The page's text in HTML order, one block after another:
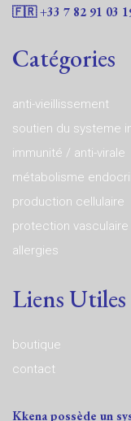
🇫🇷 ‭+33 7 82 91 03
Catégories
anti-vieillissement
soutien du systeme
immunité / anti-virale
métabolisme
production cellulaire
protection vasculaire
allergies
Liens Utiles
boutique
contact
Kkena possède un